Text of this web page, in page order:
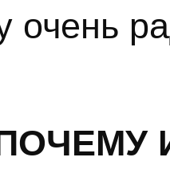
очень